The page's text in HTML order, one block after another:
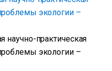
экологии –
научно-практическая
экологии –